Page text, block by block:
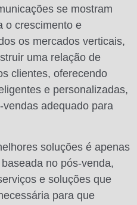
se mostram
o crescimento e
os mercados verticais,
uma relação de
clientes, oferecendo
e personalizadas,
adequado para
soluções é apenas
no pós-venda,
e soluções que
para que